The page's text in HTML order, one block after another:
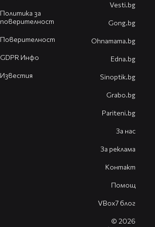
Политика за
поверителност
Поверителност
GDPR Инфо
Известия
Vesti.bg
Gong.bg
Оhnamama.bg
Edna.bg
Sinoptik.bg
Grabo.bg
Pariteni.bg
За нас
За реклама
Контакт
Помощ
VBox7 блог
© 2026